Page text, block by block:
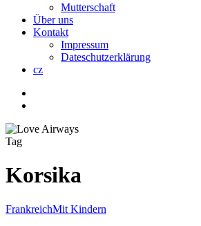
Mutterschaft
Über uns
Kontakt
Impressum
Dateschutzerklärung
cz
Tag
Korsika
Reisen
FrankreichMit Kindern